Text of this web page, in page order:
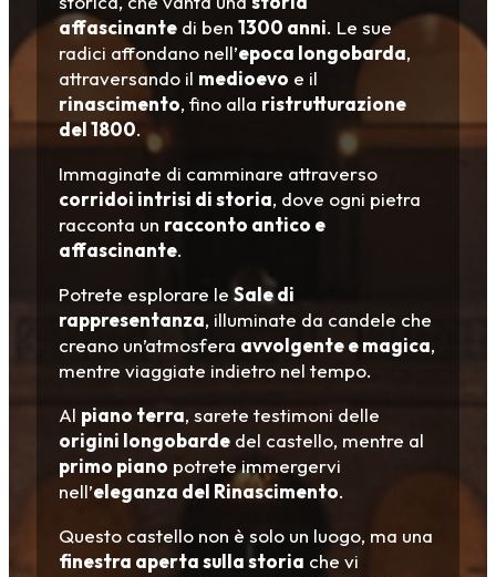
affascinante di ben 1300 anni. Le sue
radici affondano nell’epoca longobarda,
attraversando il medioevo e il
rinascimento, fino alla ristrutturazione
del 1800.
Immaginate di camminare attraverso
corridoi intrisi di storia, dove ogni pietra
racconta un racconto antico e
affascinante.
Potrete esplorare le Sale di
rappresentanza, illuminate da candele che
creano un’atmosfera avvolgente e magica,
mentre viaggiate indietro nel tempo.
Al piano terra, sarete testimoni delle
origini longobarde del castello, mentre al
primo piano potrete immergervi
nell’eleganza del Rinascimento.
Questo castello non è solo un luogo, ma una
finestra aperta sulla storia che vi